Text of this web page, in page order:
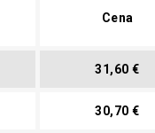
Cena
31,60 €
30,70 €